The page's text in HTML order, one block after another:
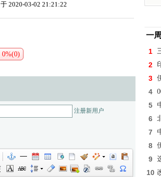
于 2020-03-02 21:21:22
0%(0)
注册新用户
一
1
2
3
4
5
6
7
8
9
10